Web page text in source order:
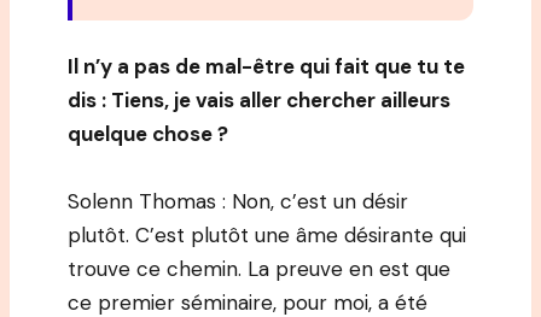
Il n’y a pas de mal-être qui fait que tu te
dis : Tiens, je vais aller chercher ailleurs
quelque chose ?
Solenn Thomas : Non, c’est un désir
plutôt. C’est plutôt une âme désirante qui
trouve ce chemin. La preuve en est que
ce premier séminaire, pour moi, a été